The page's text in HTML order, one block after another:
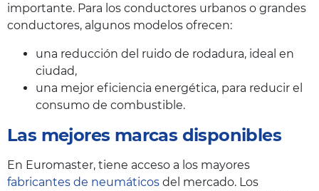
importante. Para los conductores urbanos o grandes
conductores, algunos modelos ofrecen:
una reducción del ruido de rodadura, ideal en
ciudad,
una mejor eficiencia energética, para reducir el
consumo de combustible.
Las mejores marcas disponibles
En Euromaster, tiene acceso a los mayores
fabricantes de neumáticos del mercado. Los